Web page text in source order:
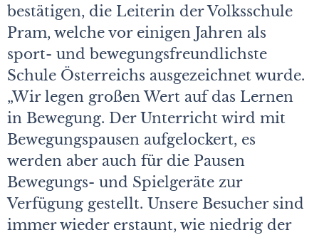
bestätigen, die Leiterin der Volksschule
Pram, welche vor einigen Jahren als
sport- und bewegungsfreundlichste
Schule Österreichs ausgezeichnet wurde.
„Wir legen großen Wert auf das Lernen
in Bewegung. Der Unterricht wird mit
Bewegungspausen aufgelockert, es
werden aber auch für die Pausen
Bewegungs- und Spielgeräte zur
Verfügung gestellt. Unsere Besucher sind
immer wieder erstaunt, wie niedrig der